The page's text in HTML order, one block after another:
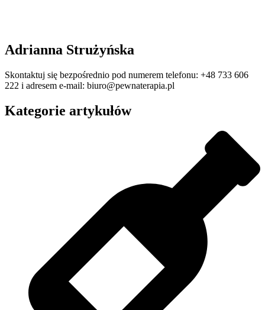
Adrianna Strużyńska
Skontaktuj się bezpośrednio pod numerem telefonu: +48 733 606
222 i adresem e-mail: biuro@pewnaterapia.pl
Kategorie artykułów